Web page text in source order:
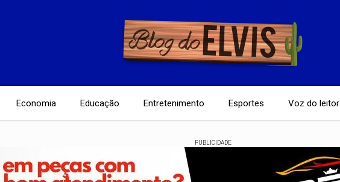
Economia Educação Entretenimento Esportes Voz do leitor
PUBLICIDADE